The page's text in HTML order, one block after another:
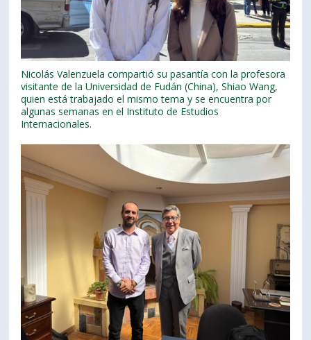
Nicolás Valenzuela compartió su pasantía con la profesora
visitante de la Universidad de Fudán (China), Shiao Wang,
quien está trabajado el mismo tema y se encuentra por
algunas semanas en el Instituto de Estudios
Internacionales.